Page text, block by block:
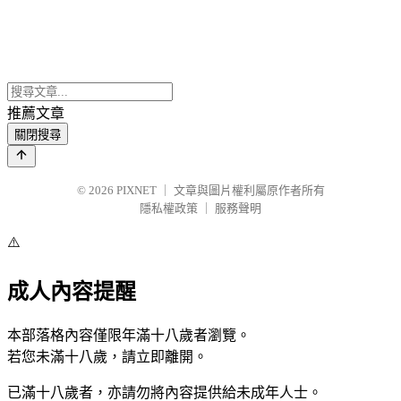
推薦文章
關閉搜尋
© 2026 PIXNET
文章與圖片權利屬原作者所有
隱私權政策
服務聲明
⚠️
成人內容提醒
本部落格內容僅限年滿十八歲者瀏覽。
若您未滿十八歲，請立即離開。
已滿十八歲者，亦請勿將內容提供給未成年人士。